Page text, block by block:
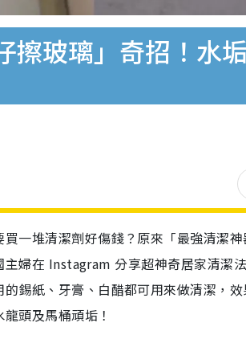
擦玻璃」奇招！
買一堆清潔劑好傷錢？原來「最強清潔
婦在 Instagram 分享超神奇居家清潔
錫紙、牙膏、白醋都可用來做清潔，
頭及馬桶頑垢！